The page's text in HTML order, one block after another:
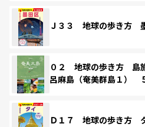
Ｊ３３ 地球の歩き方
０２ 地球の歩き方
呂麻島（奄美群島１）
Ｄ１７ 地球の歩き方